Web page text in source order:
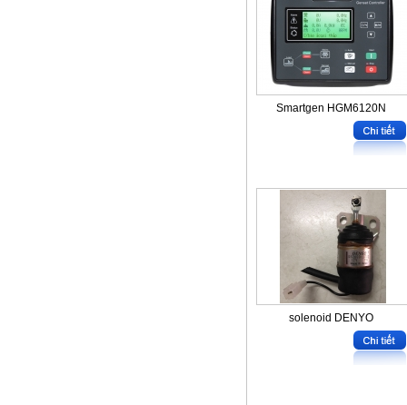
Smartgen HGM6120N
solenoid DENYO